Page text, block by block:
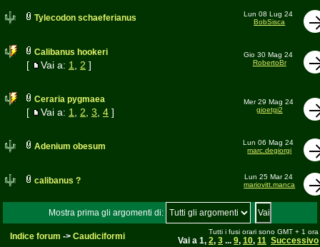
Tylecodon schaeferianus
Lun 08 Lug 24
BobSisca
Calibanus hookeri
[ Vai a: 1 2 ]
Gio 30 Mag 24
RobertoBr
Ceraria pygmaea
[ Vai a: 1 2 3 4]
Mer 29 Mag 24
gioetgi2
Adenium obesum
Lun 06 Mag 24
marc.degiorgi
calibanus ?
Lun 25 Mar 24
mariovitt.manca
Mostra prima gli argomenti di:
Indice forum -> Caudiciformi Tutti i fusi orari sono GMT + 1 ora
Vai a 1, 2, 3 ... 9, 10, 11 Successivo